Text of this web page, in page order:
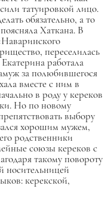
татуировкой лицо.
обязательно, а то
Хаткана. В
переселилась
работала
за полюбившегося
вместе с ним в
в роду у кереков
Но по новому
выбору
хорошим мужем,
родственники
союзы кереков с
такому повороту
носительницей
керекской,